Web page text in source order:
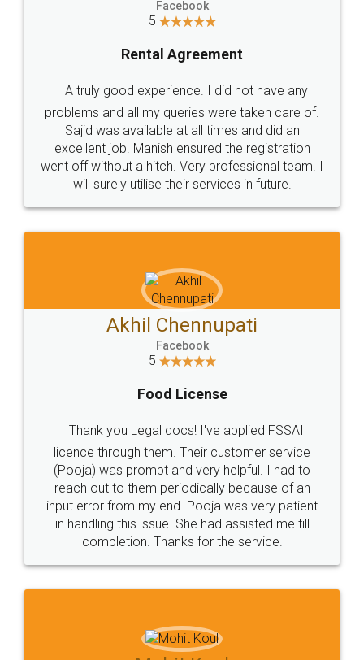
Facebook
Rental Agreement
Just go for it and register agreement online with
these people... They are very helpful and polite.. i
loved the service by legal docs... Thanks guys... it
WHY CHOOSE
LEGALDOCS
Consultation from
Industry Experts.
Value For Money and
hassle free service.